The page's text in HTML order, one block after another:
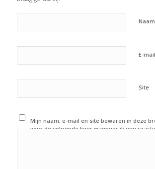
Naam
E-mail
Site
Mijn naam, e-mail en site bewaren in deze
voor de volgende keer wanneer ik een